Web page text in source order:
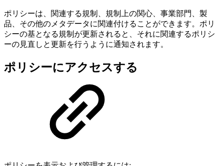
ポリシーは、関連する規制、規制上の関心、事業部門、製
品、その他のメタデータに関連付けることができます。ポリ
シーの基となる規制が更新されると、それに関連するポリシ
ーの見直しと更新を行うように通知されます。
ポリシーにアクセスする